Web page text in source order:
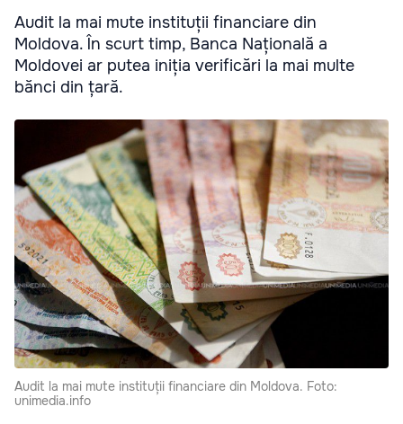
Audit la mai mute instituții financiare din
Moldova. În scurt timp, Banca Națională a
Moldovei ar putea iniția verificări la mai multe
bănci din țară.
Audit la mai mute instituții financiare din Moldova. Foto:
unimedia.info